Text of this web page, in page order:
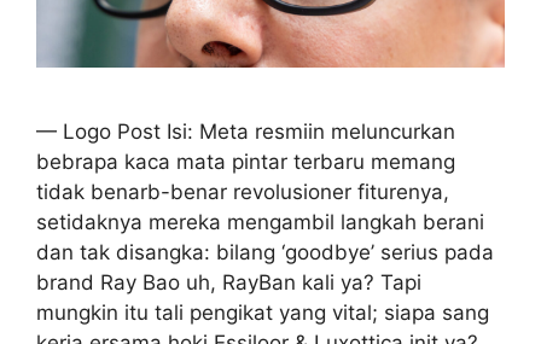
— Logo Post Isi: Meta resmiin meluncurkan
bebrapa kaca mata pintar terbaru memang
tidak benar­b-benar revolusioner fiturenya,
setidaknya mereka mengambil langkah berani
dan tak disangka: bilang ‘goodbye’ serius pada
brand Ray Bao uh, RayBan kali ya? Tapi
mungkin itu tali pengikat yang vital; siapa sang